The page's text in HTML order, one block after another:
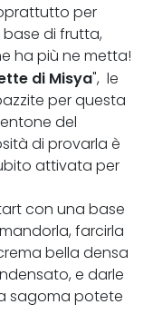
per
di frutta,
ha più ne metta!
di Misya", le
per questa
del
di provarla è
attivata per
con una base
farcirla
bella densa
e darle
sagoma potete